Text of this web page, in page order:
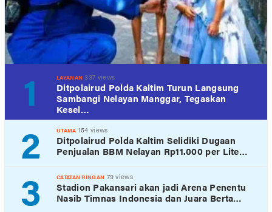
1 LAYANAN 337 views
Ditpolairud Polda Kaltim Turun Langsung
Sambangi Nelayan Manggar, Tegaskan
Kesel…
2 UTAMA 154 views
Ditpolairud Polda Kaltim Selidiki Dugaan
Penjualan BBM Nelayan Rp11.000 per Lite…
3 CATATAN RINGAN 79 views
Stadion Pakansari akan jadi Arena Penentu
Nasib Timnas Indonesia dan Juara Berta…